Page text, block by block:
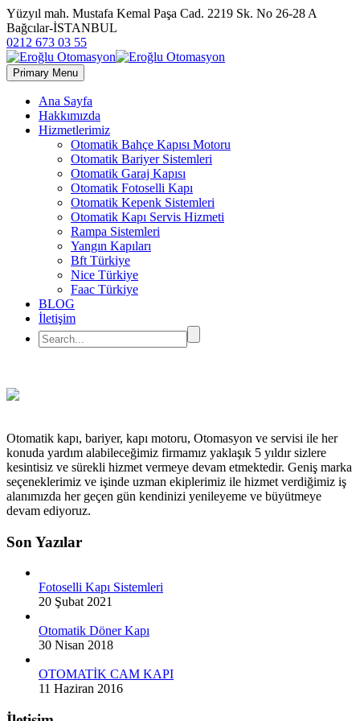
Yüzyıl mah. Mustafa Kemal Paşa Cad. 2219 Sk. No 26-28 A
Bağcılar-İSTANBUL
0212 673 03 55
Primary Menu
Ana Sayfa
Hakkımızda
Hizmetlerimiz
Otomatik Bahçe Kapısı Motoru
Otomatik Bariyer Sistemleri
Otomatik Garaj Kapısı
Otomatik Fotoselli Kapı
Otomatik Kepenk Sistemleri
Otomatik Kapı Servis Hizmeti
Rampa Sistemleri
Yangın Kapıları
Bft Türkiye
Nice Türkiye
Faac Türkiye
BLOG
İletişim
Otomatik kapı, bariyer, kapı motoru, Otomasyon ve servisi ile her
konuda yardım alabileceğimiz firmamız yaklaşık 5 yıldır sizlere
kesintisiz ve sürekli hizmet vermeye devam etmektedir. Geniş marka
seçeneklerimiz ve işinde uzman ekiplerimiz ile hizmet verdiğimiz iş
alanımızda her geçen gün kendinizi yenileyeme ve büyütmeye
devam ediyoruz.
Son Yazılar
Fotoselli Kapı Sistemleri
20 Şubat 2021
Otomatik Döner Kapı
30 Nisan 2018
OTOMATİK CAM KAPI
11 Haziran 2016